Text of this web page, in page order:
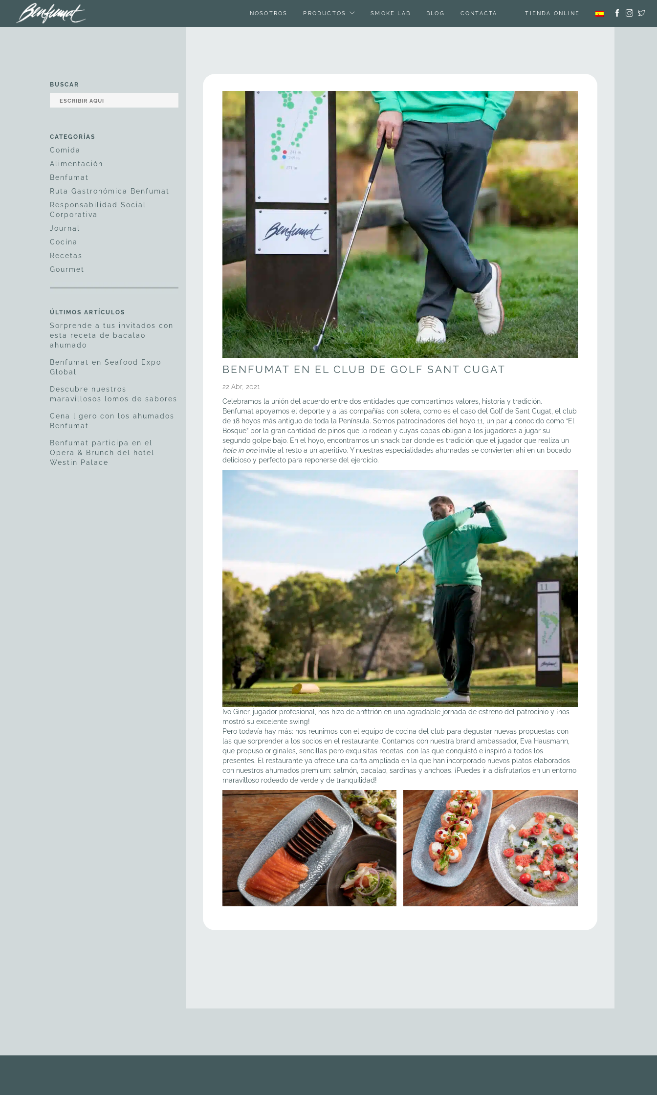
NOSOTROS PRODUCTOS SMOKE LAB BLOG CONTACTA TIENDA ONLINE
BUSCAR
CATEGORÍAS
Comida
Alimentación
Benfumat
Ruta Gastronómica Benfumat
Responsabilidad Social
Corporativa
Journal
Cocina
Recetas
Gourmet
ÚLTIMOS ARTÍCULOS
Sorprende a tus invitados con
esta receta de bacalao
ahumado
Benfumat en Seafood Expo
Global
Descubre nuestros
maravillosos lomos de sabores
Cena ligero con los ahumados
Benfumat
Benfumat participa en el
Opera & Brunch del hotel
Westin Palace
BENFUMAT EN EL CLUB DE GOLF SANT CUGAT
22 Abr, 2021
Celebramos la unión del acuerdo entre dos entidades que compartimos valores, historia y tradición.
Benfumat apoyamos el deporte y a las compañías con solera, como es el caso del Golf de Sant Cugat, el club
de 18 hoyos más antiguo de toda la Península. Somos patrocinadores del hoyo 11, un par 4 conocido como “El
Bosque” por la gran cantidad de pinos que lo rodean y cuyas copas obligan a los jugadores a jugar su
segundo golpe bajo. En el hoyo, encontramos un snack bar donde es tradición que el jugador que realiza un
hole in one invite al resto a un aperitivo. Y nuestras especialidades ahumadas se convierten ahí en un bocado
delicioso y perfecto para reponerse del ejercicio.
Ivo Giner, jugador profesional, nos hizo de anfitrión en una agradable jornada de estreno del patrocinio y ¡nos
mostró su excelente swing!
Pero todavía hay más: nos reunimos con el equipo de cocina del club para degustar nuevas propuestas con
las que sorprender a los socios en el restaurante. Contamos con nuestra brand ambassador, Eva Hausmann,
que propuso originales, sencillas pero exquisitas recetas, con las que conquistó e inspiró a todos los
presentes. El restaurante ya ofrece una carta ampliada en la que han incorporado nuevos platos elaborados
con nuestros ahumados premium: salmón, bacalao, sardinas y anchoas. ¡Puedes ir a disfrutarlos en un entorno
maravilloso rodeado de verde y de tranquilidad!